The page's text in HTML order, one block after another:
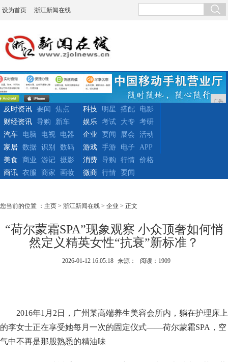
设为首页 浙江新闻在线
广告
及时资讯 要闻
焦点
财经资讯
导购 新车
科技 明星 搭配
电影
娱乐
考试 大专
考研
汽车
电脑 电视
电器
家居
数据 识别 数码
企业 要闻 展会
活动
游戏
手游 电子
APP
美食
商业 游记
摄影
商讯
衣服 商家 画妆
消费 导购 行情
价格
微商
行情 要闻
您当前的位置 ： 主页 > 浙江新闻在线 > 企业 > 正文
“荷尔蒙霜SPA”现象观察 小众顶奢如何悄
然定义精英女性“抗衰”新标准？
2026-01-12 16:05:18 来源： 阅读：1909
2016年1月2日，广州某高端养生美容会所内，躺在护理床上
的李女士正在享受她每月一次的固定仪式——荷尔蒙霜SPA，空
气中不再是那股熟悉的精油味